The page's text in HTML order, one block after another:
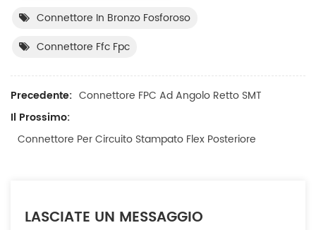
Connettore In Bronzo Fosforoso
Connettore Ffc Fpc
Precedente: Connettore FPC Ad Angolo Retto SMT
Il Prossimo:
Connettore Per Circuito Stampato Flex Posteriore
LASCIATE UN MESSAGGIO